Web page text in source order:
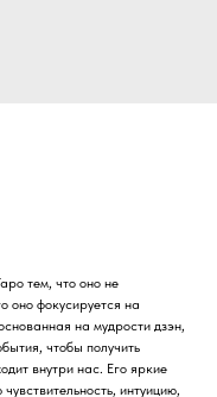
тем, что оно не
оно фокусируется на
на мудрости дзэн,
чтобы получить
внутри нас. Его яркие
интуицию,